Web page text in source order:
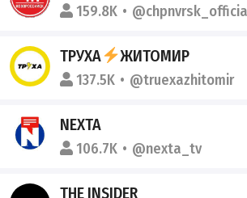
159.8K
ТРУХА ЖИТОМИР
137.5K @truexazhitomir
NEXTA
106.7K @nexta_tv
THE INSIDER